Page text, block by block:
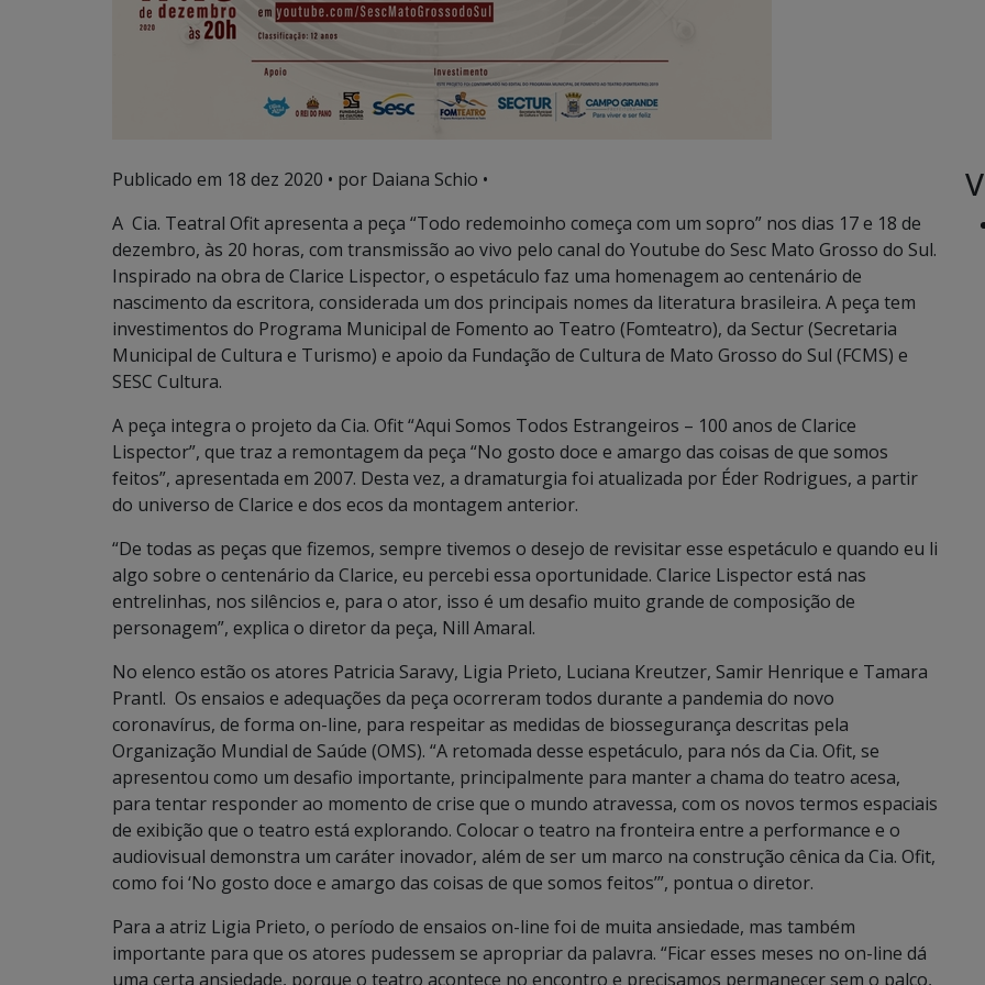
Publicado em 18 dez 2020 • por Daiana Schio •
A Cia. Teatral Ofit apresenta a peça “Todo redemoinho começa com um sopro” nos dias 17 e 18 de
dezembro, às 20 horas, com transmissão ao vivo pelo canal do Youtube do Sesc Mato Grosso do Sul.
Inspirado na obra de Clarice Lispector, o espetáculo faz uma homenagem ao centenário de
nascimento da escritora, considerada um dos principais nomes da literatura brasileira. A peça tem
investimentos do Programa Municipal de Fomento ao Teatro (Fomteatro), da Sectur (Secretaria
Municipal de Cultura e Turismo) e apoio da Fundação de Cultura de Mato Grosso do Sul (FCMS) e
SESC Cultura.
A peça integra o projeto da Cia. Ofit “Aqui Somos Todos Estrangeiros – 100 anos de Clarice
Lispector”, que traz a remontagem da peça “No gosto doce e amargo das coisas de que somos
feitos”, apresentada em 2007. Desta vez, a dramaturgia foi atualizada por Éder Rodrigues, a partir
do universo de Clarice e dos ecos da montagem anterior.
“De todas as peças que fizemos, sempre tivemos o desejo de revisitar esse espetáculo e quando eu li
algo sobre o centenário da Clarice, eu percebi essa oportunidade. Clarice Lispector está nas
entrelinhas, nos silêncios e, para o ator, isso é um desafio muito grande de composição de
personagem”, explica o diretor da peça, Nill Amaral.
No elenco estão os atores Patricia Saravy, Ligia Prieto, Luciana Kreutzer, Samir Henrique e Tamara
Prantl. Os ensaios e adequações da peça ocorreram todos durante a pandemia do novo
coronavírus, de forma on-line, para respeitar as medidas de biossegurança descritas pela
Organização Mundial de Saúde (OMS). “A retomada desse espetáculo, para nós da Cia. Ofit, se
apresentou como um desafio importante, principalmente para manter a chama do teatro acesa,
para tentar responder ao momento de crise que o mundo atravessa, com os novos termos espaciais
de exibição que o teatro está explorando. Colocar o teatro na fronteira entre a performance e o
audiovisual demonstra um caráter inovador, além de ser um marco na construção cênica da Cia. Ofit,
como foi ‘No gosto doce e amargo das coisas de que somos feitos’”, pontua o diretor.
Para a atriz Ligia Prieto, o período de ensaios on-line foi de muita ansiedade, mas também
importante para que os atores pudessem se apropriar da palavra. “Ficar esses meses no on-line dá
uma certa ansiedade, porque o teatro acontece no encontro e precisamos permanecer sem o palco,